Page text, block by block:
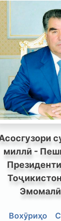
миллӣ -
Вохӯриҳо